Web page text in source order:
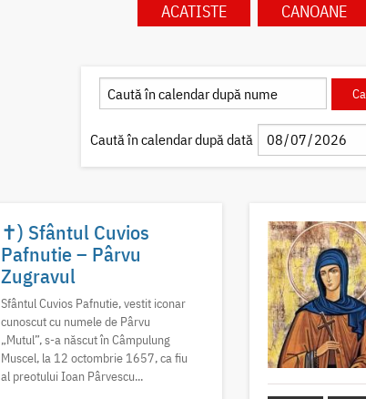
ACATISTE CANOANE
Caută în calendar după dată
✝) Sfântul Cuvios
Pafnutie – Pârvu
Zugravul
Sfântul Cuvios Pafnutie, vestit iconar
cunoscut cu numele de Pârvu
„Mutul”, s-a născut în Câmpulung
Muscel, la 12 octombrie 1657, ca fiu
al preotului Ioan Pârvescu...